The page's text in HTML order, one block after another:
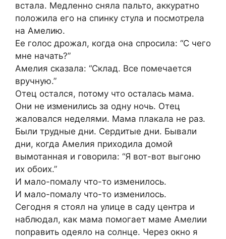
встала. Медленно сняла пальто, аккуратно
положила его на спинку стула и посмотрела
на Амелию.
Ее голос дрожал, когда она спросила: “С чего
мне начать?”
Амелия сказала: “Склад. Все помечается
вручную.”
Отец остался, потому что осталась мама.
Они не изменились за одну ночь. Отец
жаловался неделями. Мама плакала не раз.
Были трудные дни. Сердитые дни. Бывали
дни, когда Амелия приходила домой
вымотанная и говорила: “Я вот-вот выгоню
их обоих.”
И мало-помалу что-то изменилось.
И мало-помалу что-то изменилось.
Сегодня я стоял на улице в саду центра и
наблюдал, как мама помогает маме Амелии
поправить одеяло на солнце. Через окно я